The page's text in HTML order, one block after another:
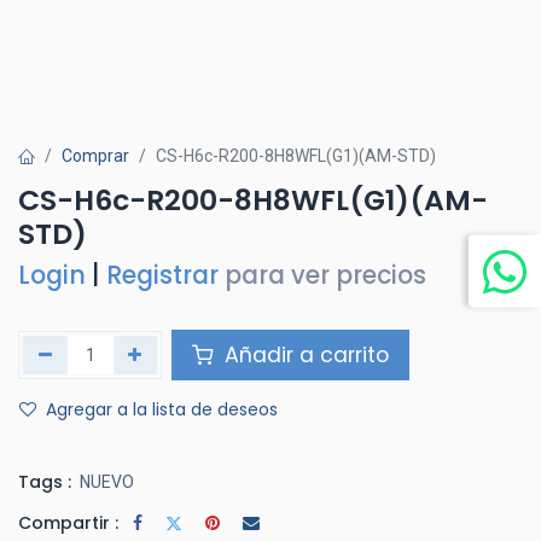
Comprar CS-H6c-R200-8H8WFL(G1)(AM-STD)
CS-H6c-R200-8H8WFL(G1)(AM-
STD)
Login Registrar para ver precios
Añadir a carrito
Agregar a la lista de deseos
Tags : NUEVO
Compartir :